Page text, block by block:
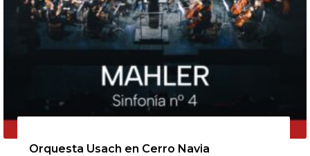
Orquesta Usach en Cerro Navia